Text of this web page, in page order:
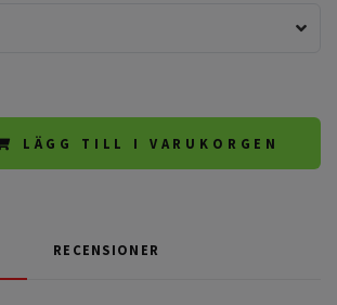
LÄGG TILL I VARUKORGEN
RECENSIONER